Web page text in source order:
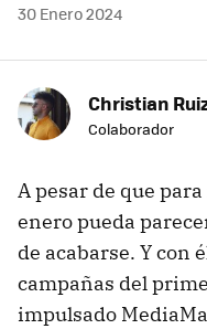
30 Enero 2024
Christian
Colaborador
A pesar de que
enero pueda
de acabarse. Y con
campañas del
impulsado